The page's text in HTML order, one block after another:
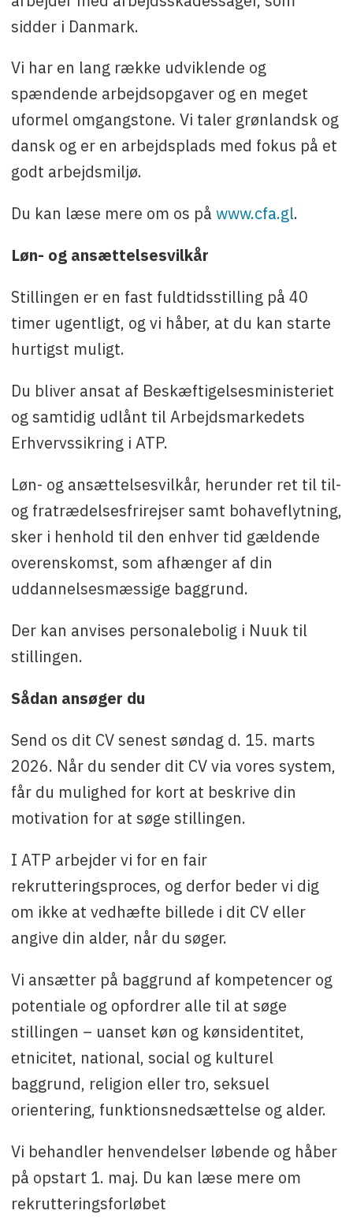
sidder i Danmark.
Vi har en lang række udviklende og
spændende arbejdsopgaver og en meget
uformel omgangstone. Vi taler grønlandsk og
dansk og er en arbejdsplads med fokus på et
godt arbejdsmiljø.
Du kan læse mere om os på www.cfa.gl.
Løn- og ansættelsesvilkår
Stillingen er en fast fuldtidsstilling på 40
timer ugentligt, og vi håber, at du kan starte
hurtigst muligt.
Du bliver ansat af Beskæftigelsesministeriet
og samtidig udlånt til Arbejdsmarkedets
Erhvervssikring i ATP.
Løn- og ansættelsesvilkår, herunder ret til til-
og fratrædelsesfrirejser samt bohaveflytning,
sker i henhold til den enhver tid gældende
overenskomst, som afhænger af din
uddannelsesmæssige baggrund.
Der kan anvises personalebolig i Nuuk til
stillingen.
Sådan ansøger du
Send os dit CV senest søndag d. 15. marts
2026. Når du sender dit CV via vores system,
får du mulighed for kort at beskrive din
motivation for at søge stillingen.
I ATP arbejder vi for en fair
rekrutteringsproces, og derfor beder vi dig
om ikke at vedhæfte billede i dit CV eller
angive din alder, når du søger.
Vi ansætter på baggrund af kompetencer og
potentiale og opfordrer alle til at søge
stillingen – uanset køn og kønsidentitet,
etnicitet, national, social og kulturel
baggrund, religion eller tro, seksuel
orientering, funktionsnedsættelse og alder.
Vi behandler henvendelser løbende og håber
på opstart 1. maj. Du kan læse mere om
rekrutteringsforløbet